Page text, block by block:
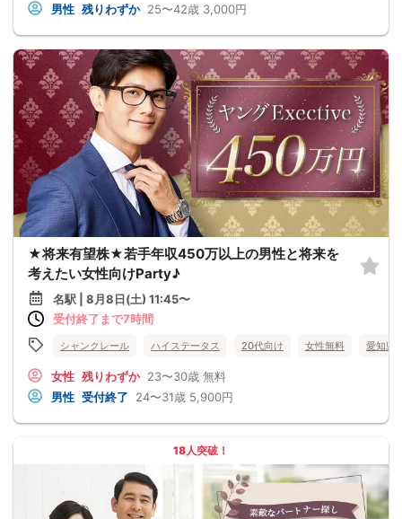
男性 残りわずか 25〜42歳 3,000円
★将来有望株★若手年収450万以上の男性と将来を
考えたい女性向けParty♪
名駅 | 8月8日(土) 11:45〜
受付終了まで7時間
シャンクレール ハイステータス 20代向け 女性無料 愛知県
女性 残りわずか 23〜30歳 無料
男性 受付終了 24〜31歳 5,900円
18人突破！